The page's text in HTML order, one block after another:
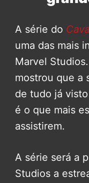
A série do
uma das mais
Marvel
mostrou que a
de tudo já
é o que mais
assistirem.
A série será a
Studios a